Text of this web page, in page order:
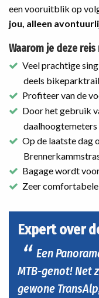
een vooruitblik op
jou, alleen
Waarom je deze
Veel prachtige
deels
Profiteer van de
Door het gebruik
daalhoogtemeters
Op de laatste dag
Bagage wordt
Zeer
Expert over
Een
MTB-genot! Net
gewone